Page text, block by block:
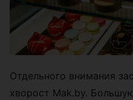
Отдельного внимания
хворост Mak.by.